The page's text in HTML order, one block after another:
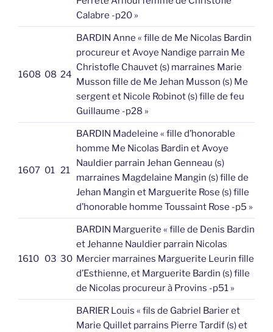
Calabre -p20 »
1608 08 24
BARDIN Anne « fille de Me Nicolas Bardin
procureur et Avoye Nandige parrain Me
Christofle Chauvet (s) marraines Marie
Musson fille de Me Jehan Musson (s) Me
sergent et Nicole Robinot (s) fille de feu
Guillaume -p28 »
1607 01 21
BARDIN Madeleine « fille d’honorable
homme Me Nicolas Bardin et Avoye
Nauldier parrain Jehan Genneau (s)
marraines Magdelaine Mangin (s) fille de
Jehan Mangin et Marguerite Rose (s) fille
d’honorable homme Toussaint Rose -p5 »
1610 03 30
BARDIN Marguerite « fille de Denis Bardin
et Jehanne Nauldier parrain Nicolas
Mercier marraines Marguerite Leurin fille
d’Esthienne, et Marguerite Bardin (s) fille
de Nicolas procureur à Provins -p51 »
BARIER Louis « fils de Gabriel Barier et
Marie Quillet parrains Pierre Tardif (s) et